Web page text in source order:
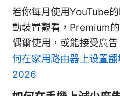
若你每月使用YouTube
動裝置觀看，Premium
偶爾使用，或能接受廣告
何在家用路由器上设置
2026